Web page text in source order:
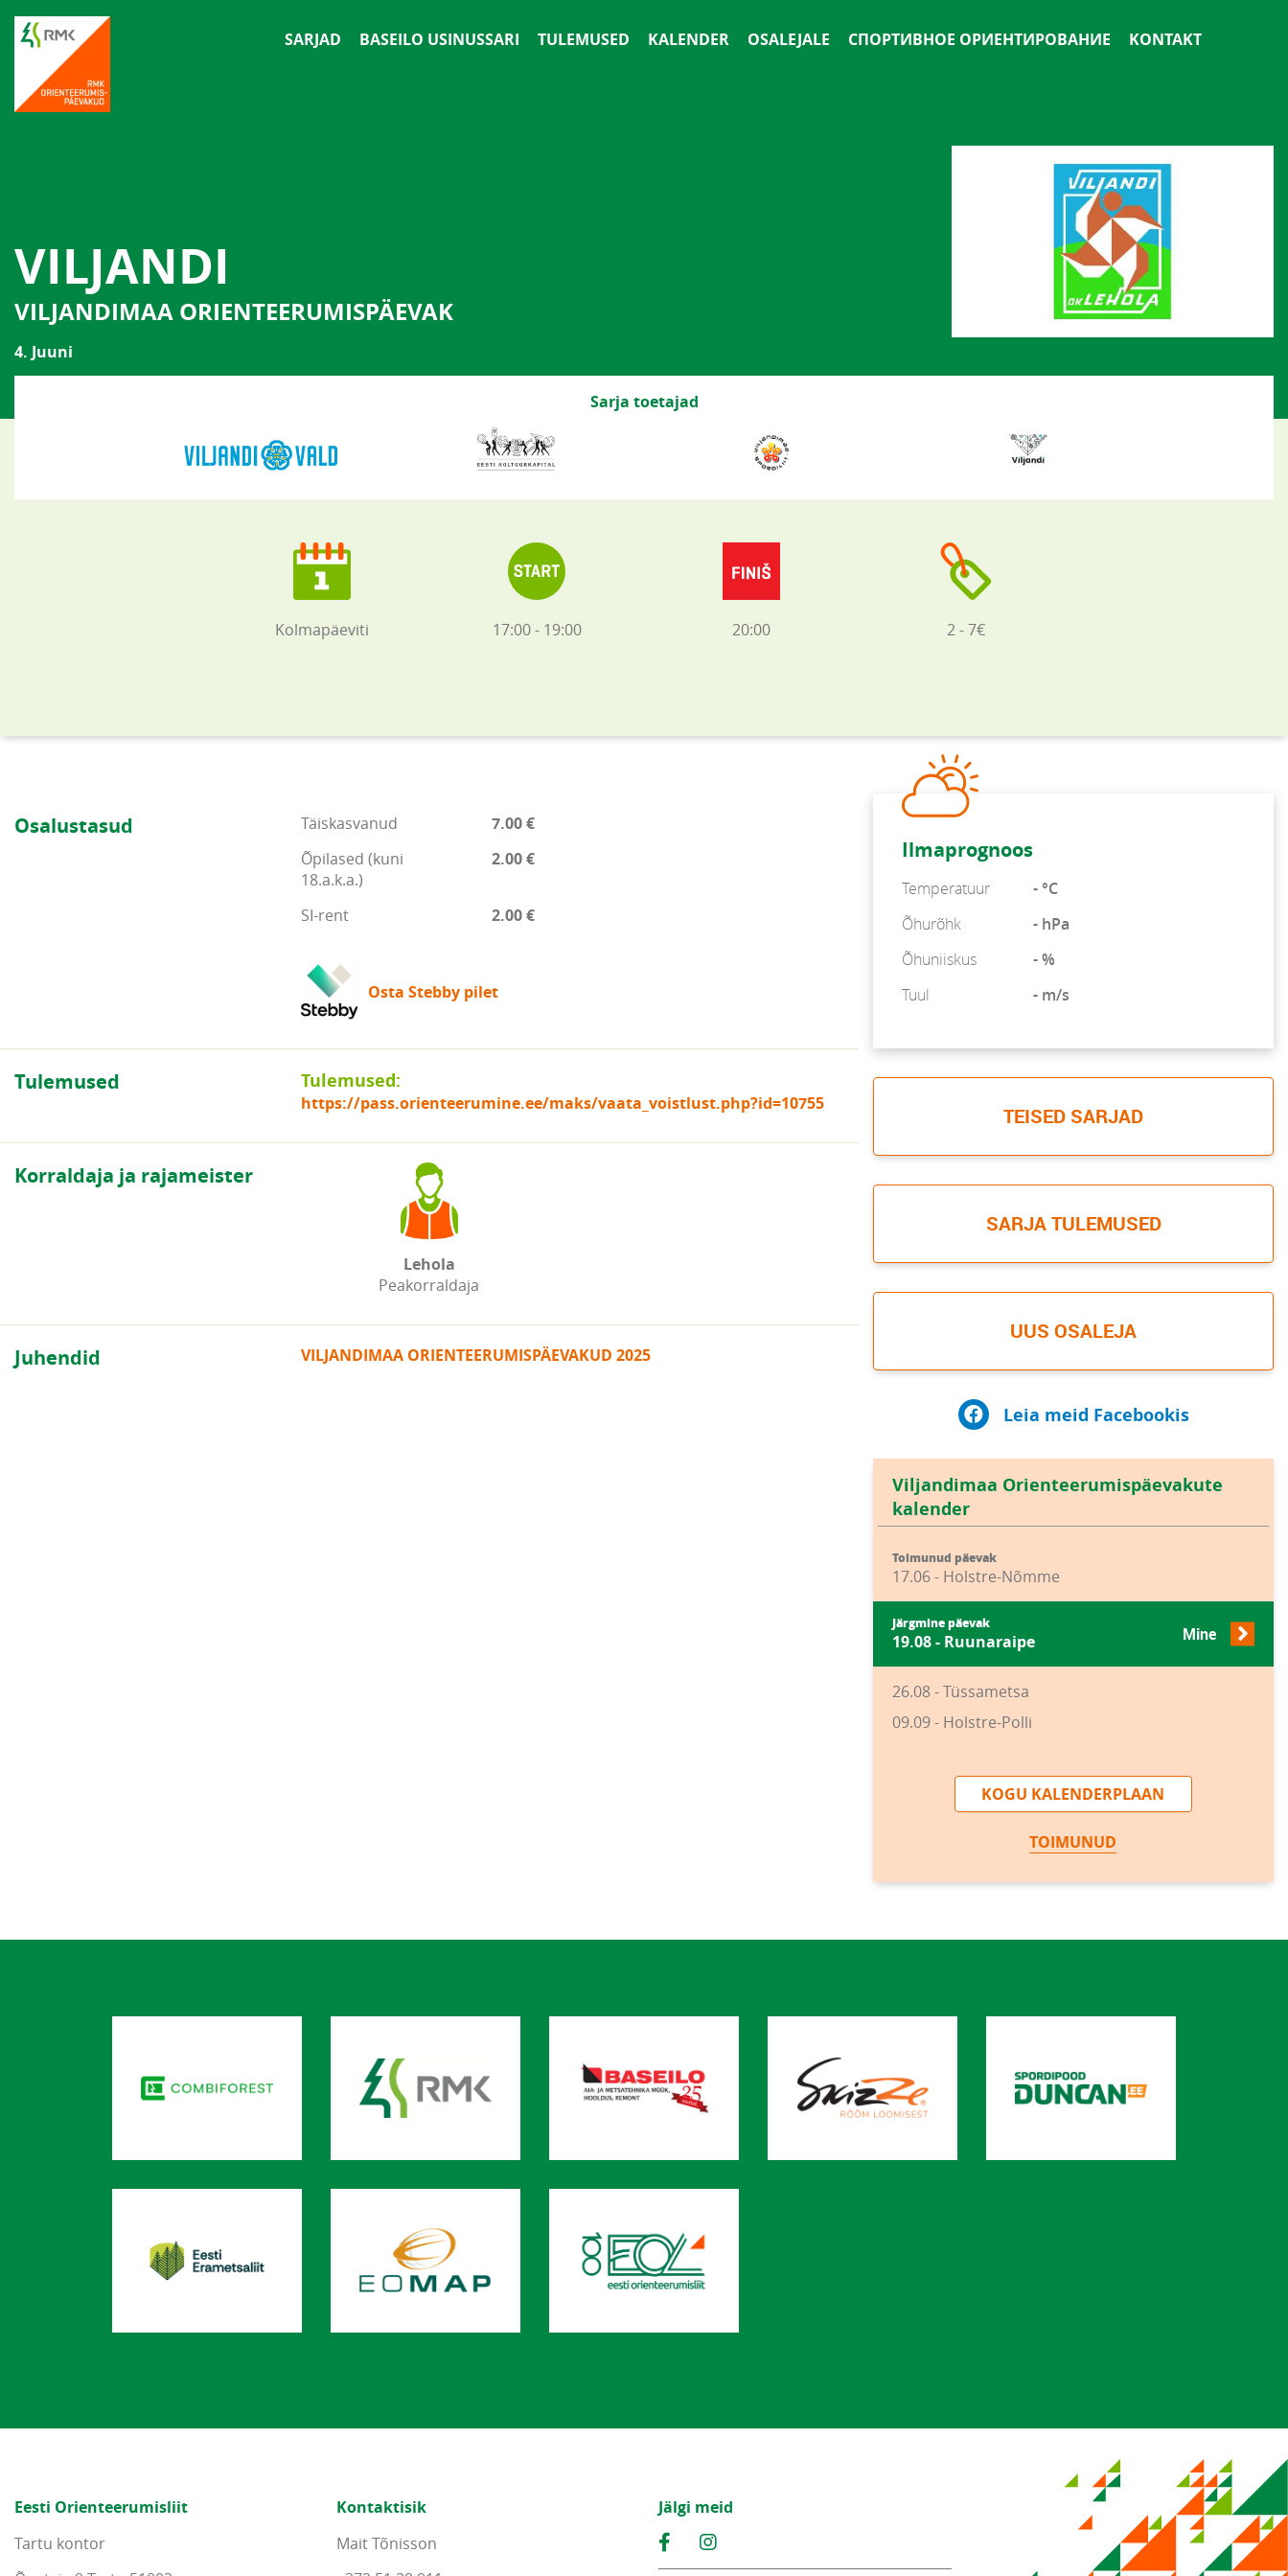
SARJAD BASEILO USINUSSARI TULEMUSED KALENDER OSALEJALE СПОРТИВНОЕ ОРИЕНТИРОВАНИЕ KONTAKT
VILJANDI
VILJANDIMAA ORIENTEERUMISPÄEVAK
4. Juuni
Sarja toetajad
Kolmapäeviti 17:00 - 19:00 20:00 2 - 7€
Osalustasud Täiskasvanud
7.00 €
Õpilased (kuni
18.a.k.a.)
2.00 €
SI-rent 2.00 €
Osta Stebby pilet
Tulemused Tulemused:
https://pass.orienteerumine.ee/maks/vaata_voistlust.php?id=10755
Korraldaja ja rajameister
Lehola
Peakorraldaja
Juhendid VILJANDIMAA ORIENTEERUMISPÄEVAKUD 2025
Ilmaprognoos
Temperatuur
- °C
Õhurõhk
- hPa
Õhuniiskus
- %
Tuul
- m/s
TEISED SARJAD
SARJA TULEMUSED
UUS OSALEJA
Leia meid Facebookis
Viljandimaa Orienteerumispäevakute
kalender
Toimunud päevak
17.06 - Holstre-Nõmme
Järgmine päevak
19.08 - Ruunaraipe Mine
26.08 - Tüssametsa
09.09 - Holstre-Polli
KOGU KALENDERPLAAN
TOIMUNUD
Eesti Orienteerumisliit
Tartu kontor
Kontaktisik
Mait Tõnisson
Jälgi meid